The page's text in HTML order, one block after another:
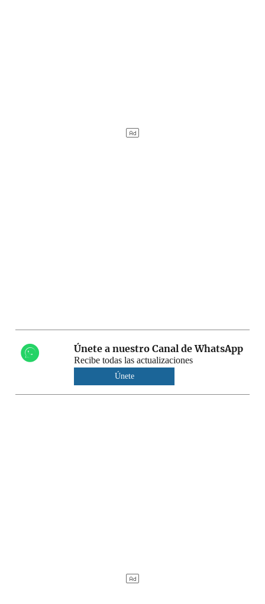
Únete a nuestro Canal de WhatsApp
Recibe todas las actualizaciones
Únete